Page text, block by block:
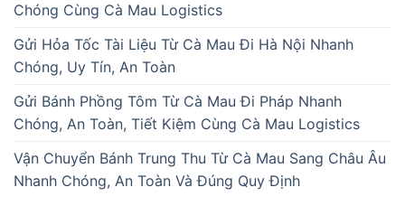
Chóng Cùng Cà Mau Logistics
Gửi Hỏa Tốc Tài Liệu Từ Cà Mau Đi Hà Nội Nhanh
Chóng, Uy Tín, An Toàn
Gửi Bánh Phồng Tôm Từ Cà Mau Đi Pháp Nhanh
Chóng, An Toàn, Tiết Kiệm Cùng Cà Mau Logistics
Vận Chuyển Bánh Trung Thu Từ Cà Mau Sang Châu Âu
Nhanh Chóng, An Toàn Và Đúng Quy Định